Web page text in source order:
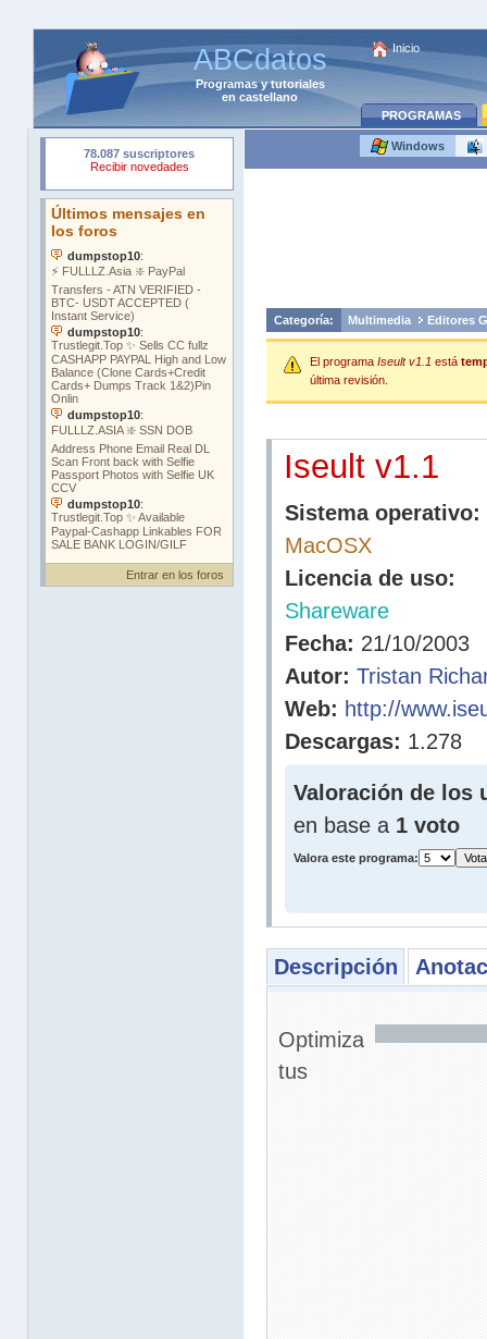
ABCdatos
Programasytutoriales
en castellano
Inicio
PROGRAMAS
Entrar en los foros
Windows
Categoría: Multimedia Editores
El programa Iseult v1.1 está
última revisión.
Iseult v1.1
Sistema operativo:
MacOSX
Licencia de uso:
Shareware
Fecha: 21/10/2003
Autor: Tristan
Web: http://
Descargas: 1.278
Valoración de los
en base a 1 voto
Valora este programa:
Descripción
Optimiza
tus